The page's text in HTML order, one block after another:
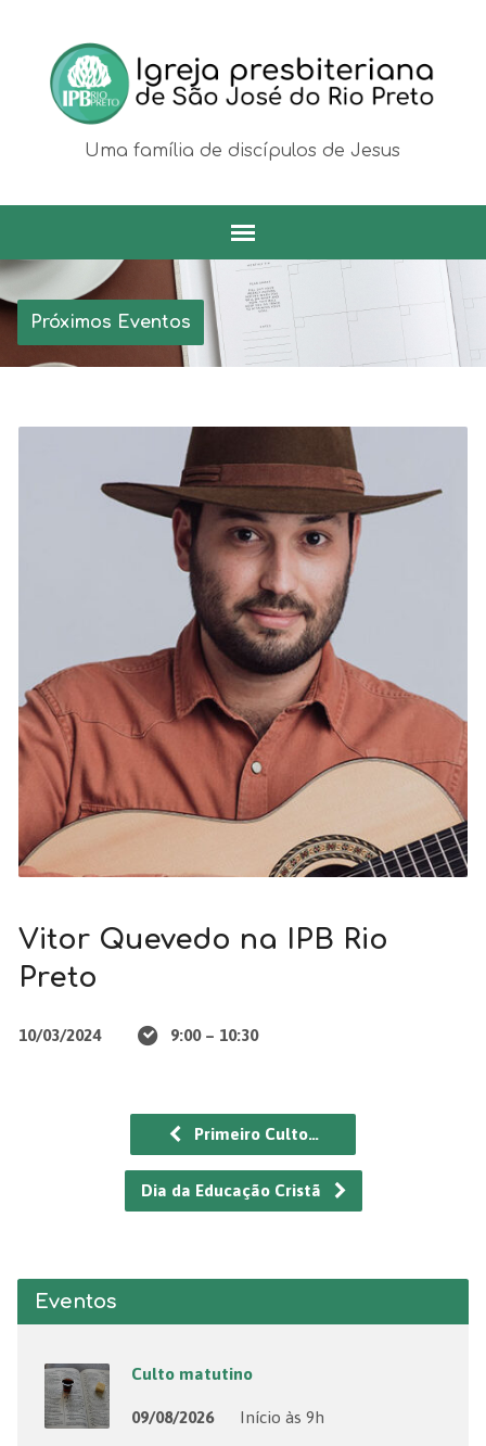
Uma família de discípulos de Jesus
Próximos Eventos
Vitor Quevedo na IPB Rio
Preto
10/03/2024 9:00 – 10:30
Primeiro Culto…
Dia da Educação Cristã
Eventos
Culto matutino
09/08/2026 Início às 9h